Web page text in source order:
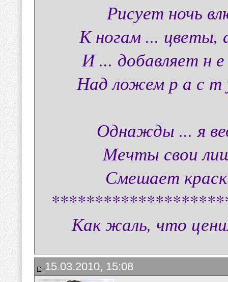
Рисует ночь
К ногам ... цветы,
И ... добавляет н
Над ложем р а с т
Однажды ... я
Мечты свои
Смешает
Как жаль, что
15.03.2010, 15:08